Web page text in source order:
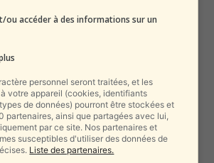
Affaire Inès Corbière : quand les
propos antisémites rattrapent la
famille...
alxprss_sab - 11 août 2025
ou accéder à des informations sur un
personnel seront traitées, et les
votre appareil (cookies, identifiants
de données) pourront être stockées et
partenaires, ainsi que partagées avec lui,
par ce site. Nos partenaires et
susceptibles d'utiliser des données de
Liste des partenaires.